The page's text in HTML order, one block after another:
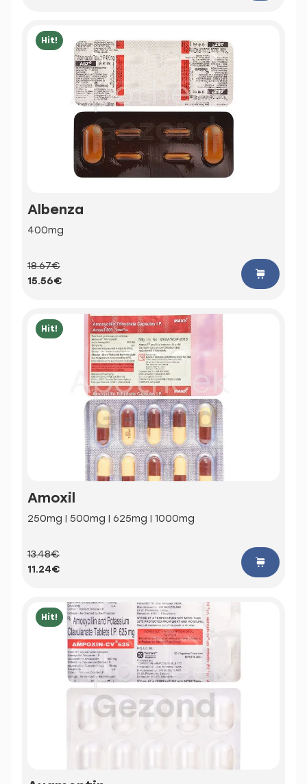
Hit!
Albenza
400mg
18.67€
15.56€
Hit!
Amoxil
250mg | 500mg | 625mg | 1000mg
13.48€
11.24€
Hit!